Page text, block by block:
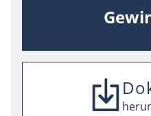
SEPA-
herunterladen
herunterladen